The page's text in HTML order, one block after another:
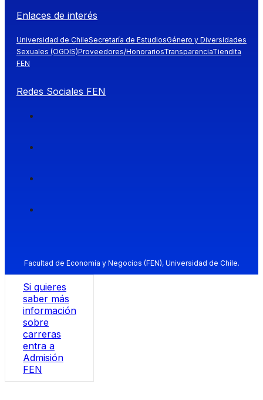
Enlaces de interés
Universidad de ChileSecretaría de EstudiosGénero y Diversidades
Sexuales (OGDIS)Proveedores/HonorariosTransparenciaTiendita
FEN
Redes Sociales FEN
Facultad de Economía y Negocios (FEN), Universidad de Chile.
Si quieres
saber más
información
sobre
carreras
entra a
Admisión
FEN